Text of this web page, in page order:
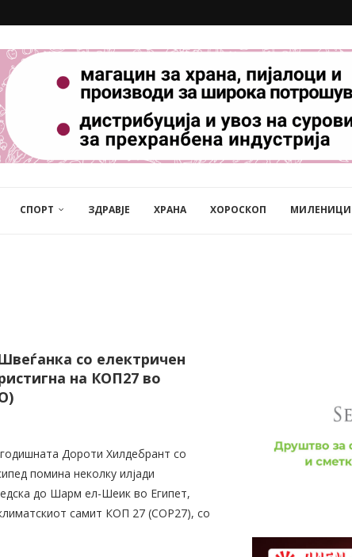
СПОРТ ЗДРАВЈЕ ХРАНА ХОРОСКОП МИЛЕНИЦИ
со електричен
на КОП27 во
Дороти Хилдебрант со
помина неколку илјади
до Шарм ел-Шеик во Египет,
самит КОП 27 (COP27), со